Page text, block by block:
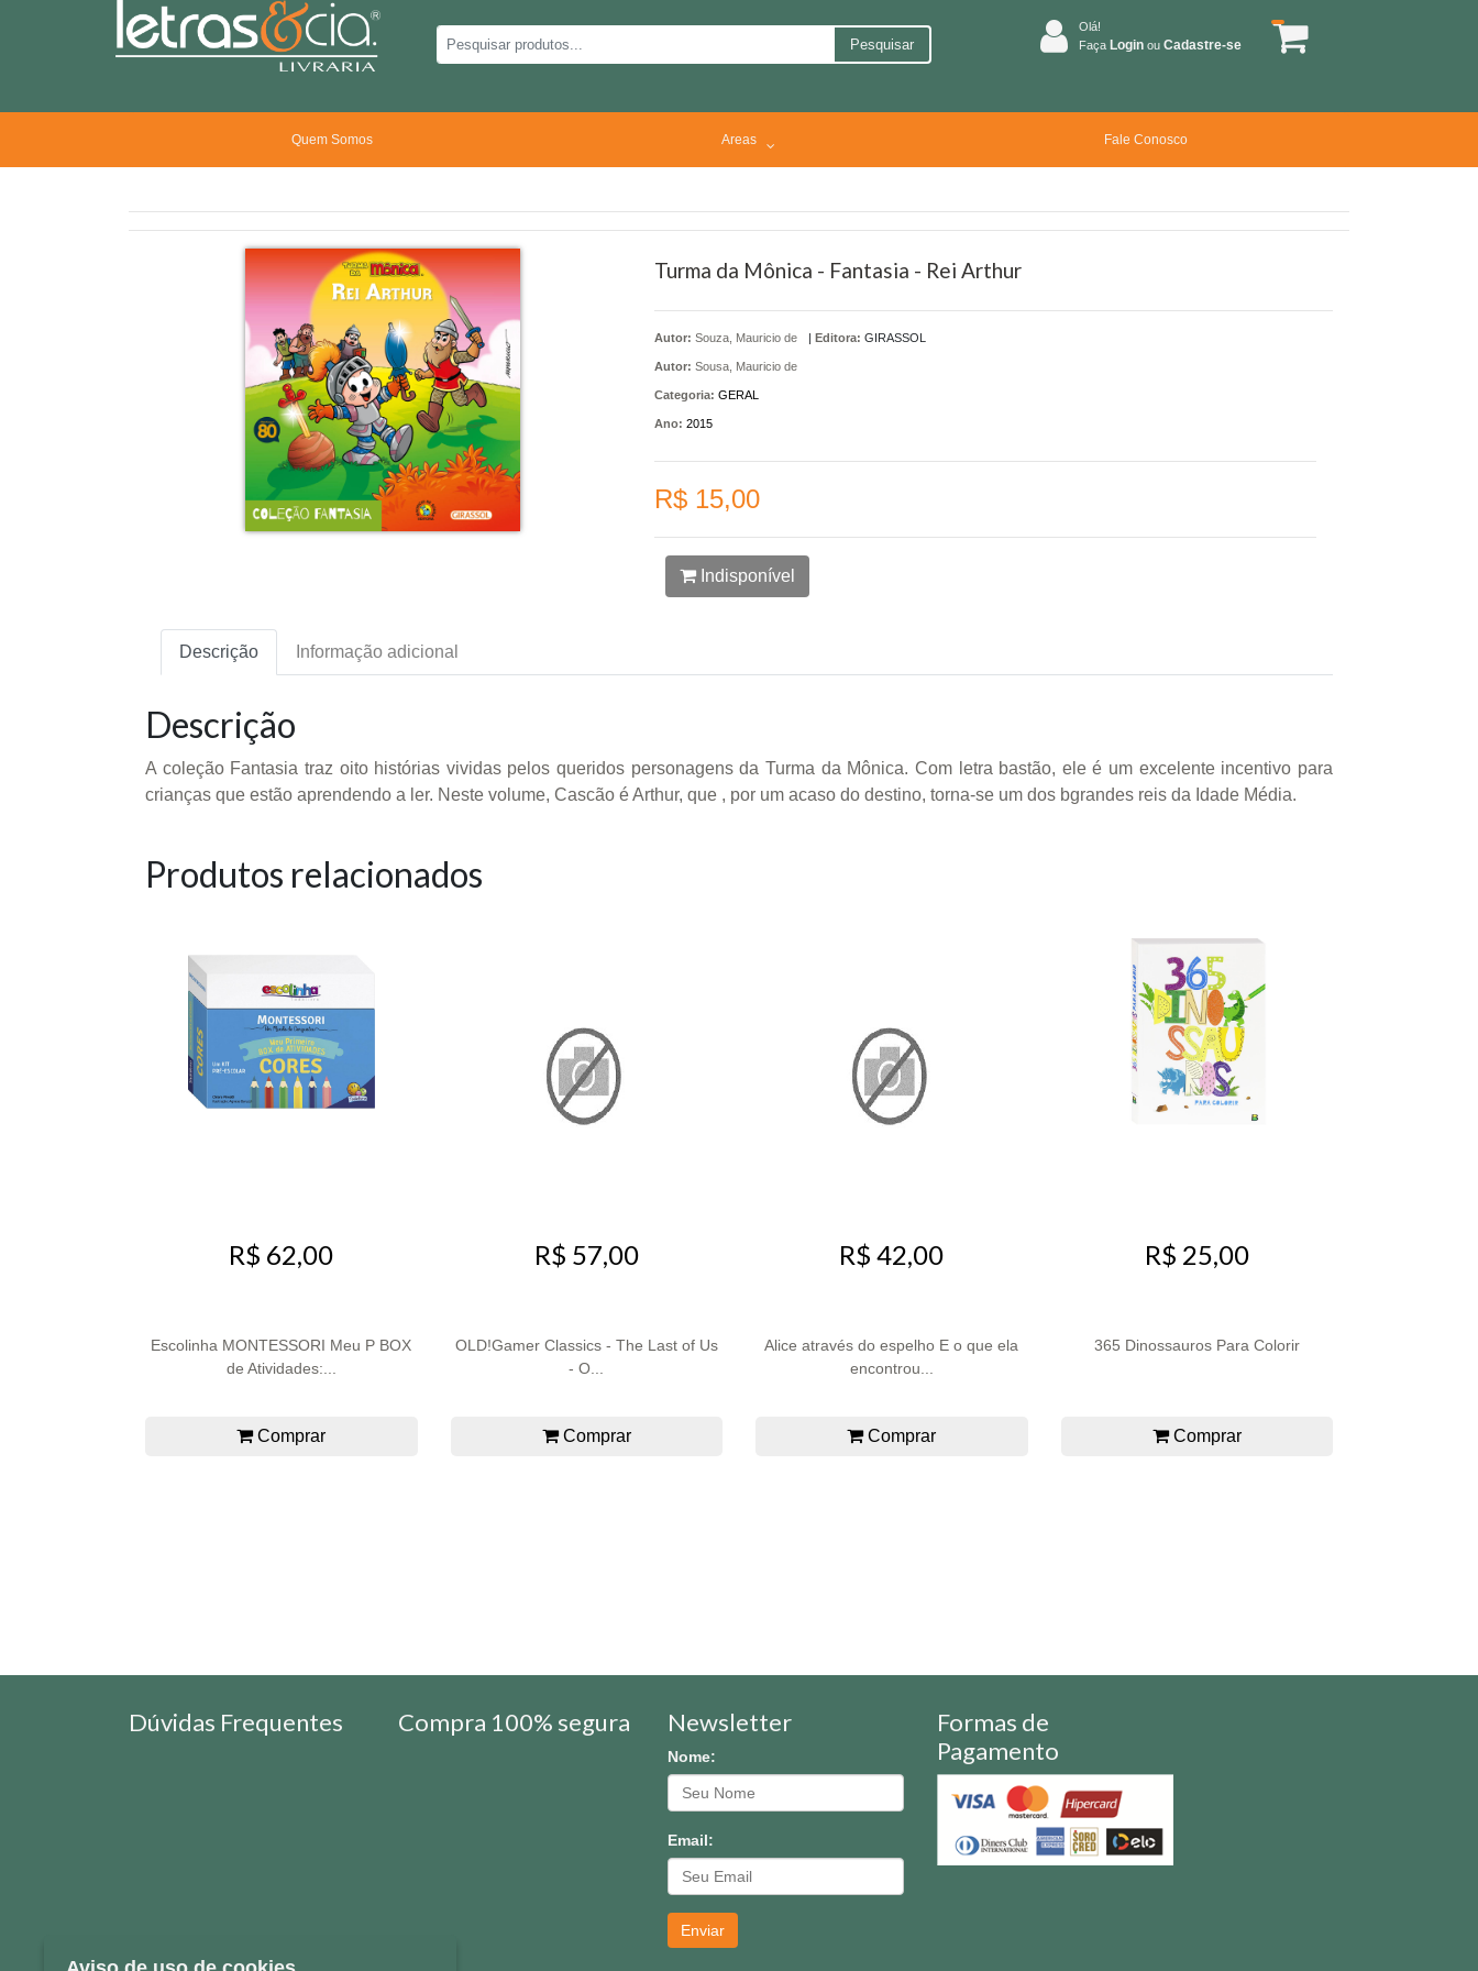
Pesquisar
Olá!
Faça Login ou Cadastre-se
Quem Somos Areas Fale Conosco
Turma da Mônica - Fantasia - Rei Arthur
Autor: Souza, Mauricio de
Autor: Sousa, Mauricio de
| Editora: GIRASSOL
Categoria: GERAL
Ano: 2015
R$ 15,00
Indisponível
Descrição Informação adicional
Descrição
A coleção Fantasia traz oito histórias vividas pelos queridos personagens da Turma da Mônica. Com letra bastão, ele é um excelente incentivo para
crianças que estão aprendendo a ler. Neste volume, Cascão é Arthur, que , por um acaso do destino, torna-se um dos bgrandes reis da Idade Média.
Produtos relacionados
R$ 62,00
Escolinha MONTESSORI Meu P BOX
de Atividades:...
Comprar
R$ 57,00
OLD!Gamer Classics - The Last of Us
- O...
Comprar
R$ 42,00
Alice através do espelho E o que ela
encontrou...
Comprar
R$ 25,00
365 Dinossauros Para Colorir
Comprar
Dúvidas Frequentes Compra 100% segura Newsletter
Nome:
Email:
Enviar
Formas de
Pagamento